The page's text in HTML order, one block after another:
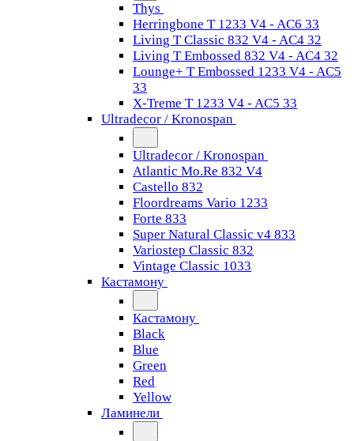
Thys
Herringbone T 1233 V4 - AC6 33
Living T Classic 832 V4 - AC4 32
Living T Embossed 832 V4 - AC4 32
Lounge+ T Embossed 1233 V4 - AC5
33
X-Treme T 1233 V4 - AC5 33
Ultradecor / Kronospan
Ultradecor / Kronospan
Atlantic Mo.Re 832 V4
Castello 832
Floordreams Vario 1233
Forte 833
Super Natural Classic v4 833
Variostep Classic 832
Vintage Classic 1033
Кастамону
Кастамону
Black
Blue
Green
Red
Yellow
Ламинели